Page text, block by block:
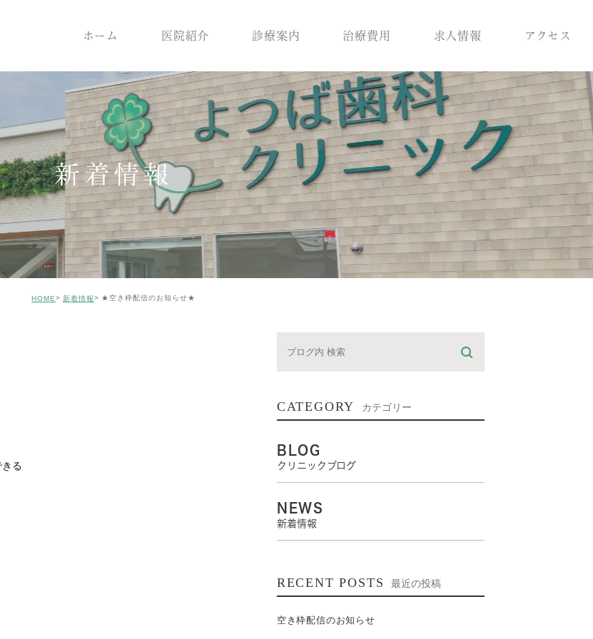
ホーム 医院紹介
院長紹介 スタッフ紹介
院コンセプト クリニックの特徴 医院環境
備機器 症例のご紹介 ブログ
診療案内
診療案内 一般歯科 歯周病治療
根管治療 インプラント治療 入れ歯
メンテナンス 審美治療 保険適用の白い歯
矯正歯科 小児歯科 小児矯正
ホワイトニング ICON メラニン除去
親知らずの抜歯
どの診療科を受けれ
治療費用 求人情報 アクセス
新着情報
HOME 新着情報 ★空き枠配信のお知らせ★
る
CATEGORY カテゴリー
BLOG
クリニックブログ
NEWS
新着情報
RECENT POSTS 最近の投稿
空き枠配信のお知らせ